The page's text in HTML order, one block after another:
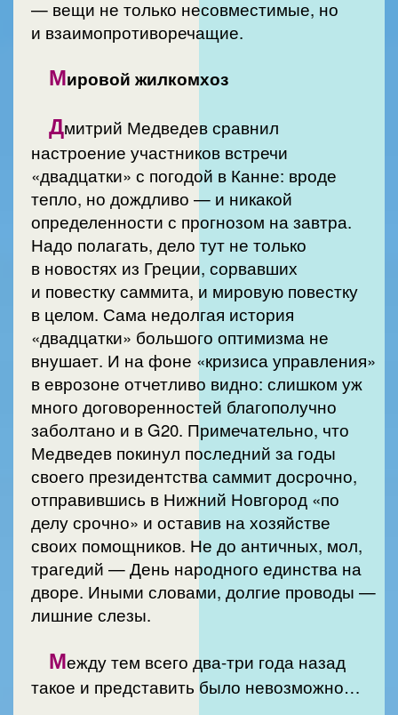
— вещи не только несовместимые, но
и взаимопротиворечащие.
Мировой жилкомхоз
Дмитрий Медведев сравнил
настроение участников встречи
«двадцатки» с погодой в Канне: вроде
тепло, но дождливо — и никакой
определенности с прогнозом на завтра.
Надо полагать, дело тут не только
в новостях из Греции, сорвавших
и повестку саммита, и мировую повестку
в целом. Сама недолгая история
«двадцатки» большого оптимизма не
внушает. И на фоне «кризиса управления»
в еврозоне отчетливо видно: слишком уж
много договоренностей благополучно
заболтано и в G20. Примечательно, что
Медведев покинул последний за годы
своего президентства саммит досрочно,
отправившись в Нижний Новгород «по
делу срочно» и оставив на хозяйстве
своих помощников. Не до античных, мол,
трагедий — День народного единства на
дворе. Иными словами, долгие проводы —
лишние слезы.
Между тем всего два-три года назад
такое и представить было невозможно…